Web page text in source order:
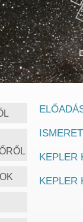
KEPLER
KEPLER